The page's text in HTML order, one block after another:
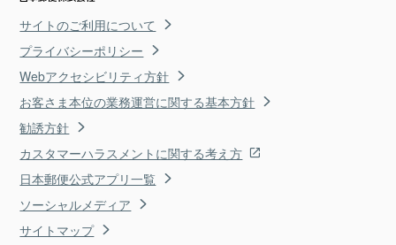
サイトのご利用について
プライバシーポリシー
Webアクセシビリティ方針
お客さま本位の業務運営に関する基本方針
勧誘方針
カスタマーハラスメントに関する考え方
日本郵便公式アプリ一覧
ソーシャルメディア
サイトマップ